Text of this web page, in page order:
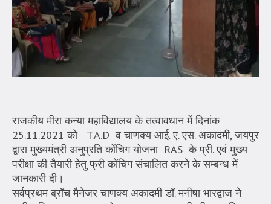
राजकीय मीरा कन्या महाविद्यालय के तत्वावधान में दिनांक
25.11.2021 को T.A.D व चाणक्य आई. ए. एस. अकादमी, जयपुर
द्वारा मुख्यमंत्री अनुप्रति कोंचिग योजना RAS के प्री. एवं मुख्य
परीक्षा की तैयारी हेतु फ्री कोंचिग संचालित करने के सम्बन्ध में
जानकारी दी।
सर्वप्रथम ब्रॉच मैनेजर चाणक्य अकादमी डॉ. मनीषा भारद्वाज ने